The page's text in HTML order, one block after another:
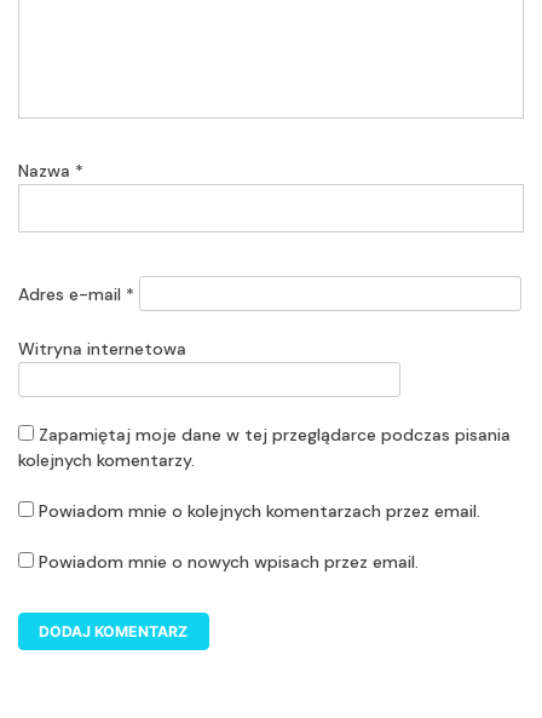
Nazwa *
Adres e-mail *
Witryna internetowa
Zapamiętaj moje dane w tej przeglądarce podczas pisania
kolejnych komentarzy.
Powiadom mnie o kolejnych komentarzach przez email.
Powiadom mnie o nowych wpisach przez email.